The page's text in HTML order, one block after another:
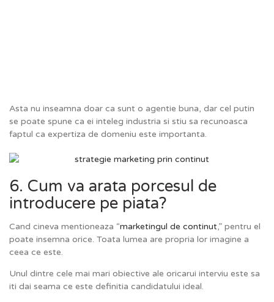
Asta nu inseamna doar ca sunt o agentie buna, dar cel putin
se poate spune ca ei inteleg industria si stiu sa recunoasca
faptul ca expertiza de domeniu este importanta.
6. Cum va arata porcesul de
introducere pe piata?
Cand cineva mentioneaza “marketingul de continut,” pentru el
poate insemna orice. Toata lumea are propria lor imagine a
ceea ce este.
Unul dintre cele mai mari obiective ale oricarui interviu este sa
iti dai seama ce este definitia candidatului ideal.